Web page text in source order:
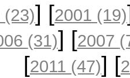
(23)] [2001 (19)
(31)] [2007
[2011 (47)] [